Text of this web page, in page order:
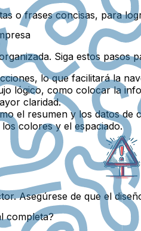
o frases concisas, para
Siga estos pasos
lo que facilitará la
lógico, como colocar la
claridad.
el resumen y los datos de
colores y el espaciado.
Asegúrese de que el
completa?